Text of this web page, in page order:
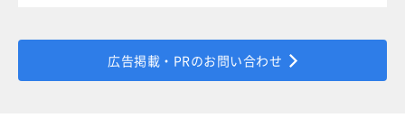
広告掲載・PRのお問い合わせ